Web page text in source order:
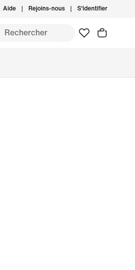
Aide Rejoins-nous S'identifier